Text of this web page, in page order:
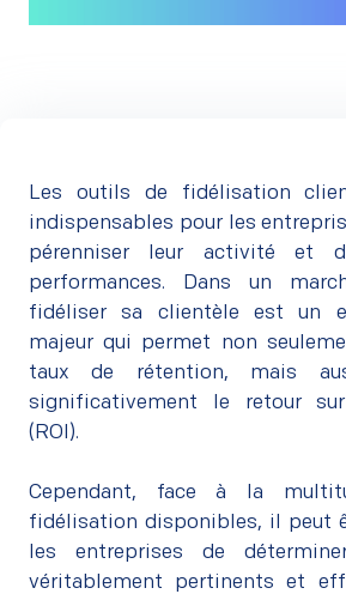
Les outils de fidélisation
indispensables pour les
pérenniser leur activité et
performances. Dans un
fidéliser sa clientèle est un
majeur qui permet non
taux de rétention, mais
significativement le retour
(ROI).
Cependant, face à la
fidélisation disponibles, il peut
les entreprises de
véritablement pertinents et